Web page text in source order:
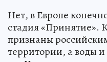
Нет, в Европе
стадия «Принятие».
признаны
территории, а воды и